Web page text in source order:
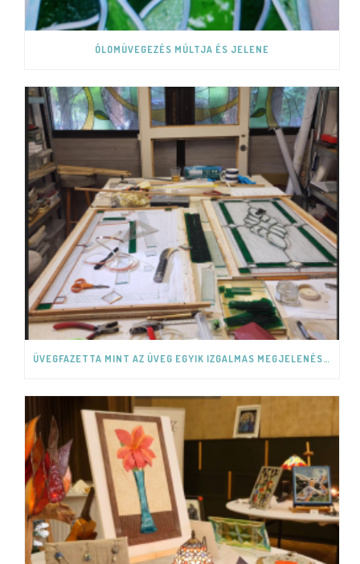
ÓLOMÜVEGEZÉS MÚLTJA ÉS JELENE
ÜVEGFAZETTA MINT AZ ÜVEG EGYIK IZGALMAS MEGJELENÉSI FORMÁJA.